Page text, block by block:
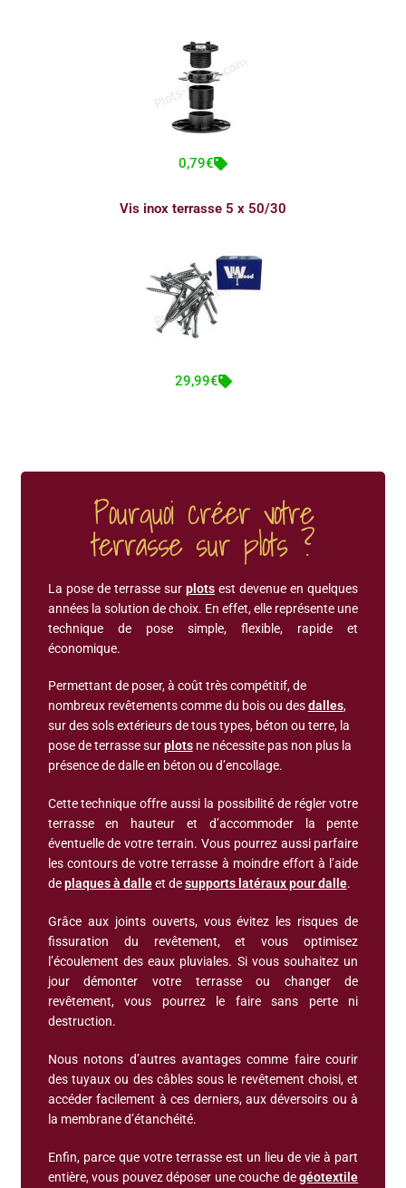
0,79€
Vis inox terrasse 5 x 50/30
29,99€
Pourquoi créer votre
terrasse sur plots ?
La pose de terrasse surplots est devenue en quelques
années la solution de choix. En effet, elle représente une
technique de pose simple, flexible, rapide et
économique.
Permettant de poser, à coût très compétitif, de
nombreux revêtements comme du bois ou desdalles,
sur des sols extérieurs de tous types, béton ou terre, la
pose de terrasse surplotsne nécessite pas non plus la
présence de dalle en béton ou d’encollage.
Cette technique offre aussi la possibilité de régler votre
terrasse en hauteur et d’accommoder la pente
éventuelle de votre terrain. Vous pourrez aussi parfaire
les contours de votre terrasse à moindre effort à l’aide
deplaques à dalleet desupports latéraux pour dalle.
Grâce aux joints ouverts, vous évitez les risques de
fissuration du revêtement, et vous optimisez
l’écoulement des eaux pluviales. Si vous souhaitez un
jour démonter votre terrasse ou changer de
revêtement, vous pourrez le faire sans perte ni
destruction.
Nous notons d’autres avantages comme faire courir
des tuyaux ou des câbles sous le revêtement choisi, et
accéder facilement à ces derniers, aux déversoirs ou à
la membrane d’étanchéité.
Enfin, parce que votre terrasse est un lieu de vie à part
entière, vous pouvez déposer une couche degéotextile